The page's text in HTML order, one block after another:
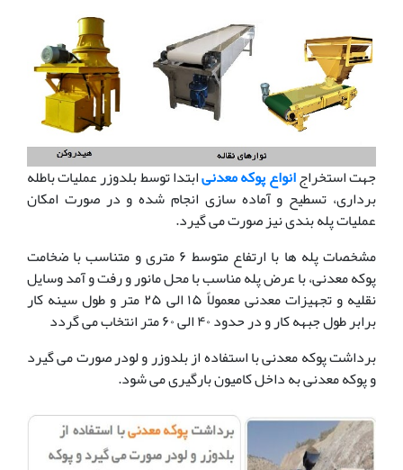
جهت استخراجانواع پوکه معدنیابتدا توسط بلدوزر عملیات باطله
برداری، تسطیح و آماده سازی انجام شده و در صورت امکان
عملیات پله بندی نیز صورت می گیرد.
مشخصات پله ها با ارتفاع متوسط ۶ متری و متناسب با ضخامت
پوکه معدنی، با عرض پله مناسب با محل مانور و رفت و آمد وسایل
نقلیه و تجهیزات معدنی معمولاً ۱۵ الی ۲۵ متر و طول سینه کار
برابر طول جبهه کار و در حدود ۴۰ الی ۶۰ متر انتخاب می گردد
برداشت پوکه معدنی با استفاده از بلدوزر و لودر صورت می گیرد
و پوکه معدنی به داخل کامیون بارگیری می شود.